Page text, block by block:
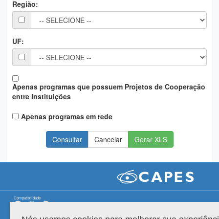
PlanaltoRegião:
UF:
Apenas programas que possuem Projetos de Cooperação
entre Instituições
Apenas programas em rede
Gerar XLS
Compatibilidade
Versão do sistema: 3.88.9 Copyright 2022 Capes. Todos os direitos reservados.